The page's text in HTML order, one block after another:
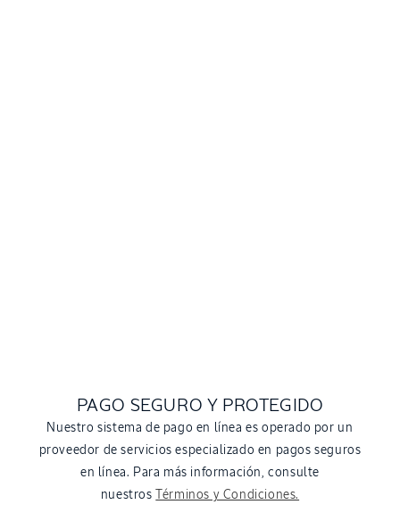
PAGO SEGURO Y PROTEGIDO
Nuestro sistema de pago en línea es operado por un
proveedor de servicios especializado en pagos seguros
en línea. Para más información, consulte
nuestros
Términos y Condiciones.